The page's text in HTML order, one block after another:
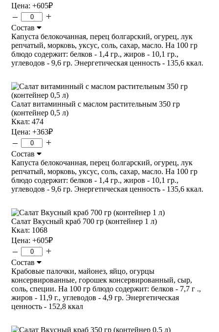
Цена: +605₽
– +
Состав
Капуста белокочанная, перец болгарский, огурец, лук
репчатый, морковь, уксус, соль, сахар, масло. На 100 гр
блюдо содержит: белков - 1,4 гр., жиров - 10,1 гр.,
углеводов - 9,6 гр. Энергетическая ценность - 135,6 ккал.
Салат витаминный с маслом растительным 350 гр
(контейнер 0,5 л)
Ккал: 474
Цена: +363₽
– +
Состав
Капуста белокочанная, перец болгарский, огурец, лук
репчатый, морковь, уксус, соль, сахар, масло. На 100 гр
блюдо содержит: белков - 1,4 гр., жиров - 10,1 гр.,
углеводов - 9,6 гр. Энергетическая ценность - 135,6 ккал.
Салат Вкусный краб 700 гр (контейнер 1 л)
Ккал: 1068
Цена: +605₽
– +
Состав
Крабовые палочки, майонез, яйцо, огурцы
консервированные, горошек консервированный, сыр,
соль, специи. На 100 гр блюдо содержит: белков - 7,7 г .,
жиров - 11,9 г., углеводов - 4,9 гр. Энергетическая
ценность - 152,8 ккал